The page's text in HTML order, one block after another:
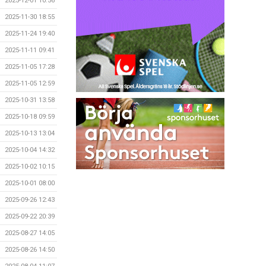
2025-11-30 18:55
2025-11-24 19:40
2025-11-11 09:41
2025-11-05 17:28
2025-11-05 12:59
2025-10-31 13:58
2025-10-18 09:59
2025-10-13 13:04
2025-10-04 14:32
2025-10-02 10:15
2025-10-01 08:00
2025-09-26 12:43
2025-09-22 20:39
2025-08-27 14:05
2025-08-26 14:50